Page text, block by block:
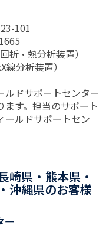
101
回折・熱分析装置）
X線分析装置）
ドサポートセンター
す。担当のサポート
ールドサポートセン
崎県・熊本県・
沖縄県のお客様
ー